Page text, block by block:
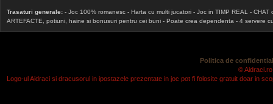
Trasaturi generale: - Joc 100% romanesc - Harta cu multi jucatori - Joc in TIMP REAL -
ARTEFACTE, potiuni, haine si bonusuri pentru cei buni - Poate crea dependenta - 4 servere
Politica de
©
Logo-ul Aidraci si dracusorul in ipostazele prezentate in joc pot fi folosite gratuit doar in